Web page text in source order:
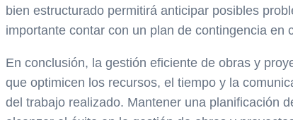
bien estructurado permitirá anticipar posibles
importante contar con un plan de contingencia
En conclusión, la gestión eficiente de obras y
que optimicen los recursos, el tiempo y la
del trabajo realizado. Mantener una planificación